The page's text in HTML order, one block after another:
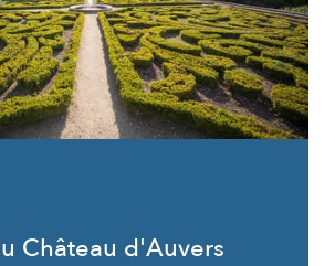
Château d'Auvers